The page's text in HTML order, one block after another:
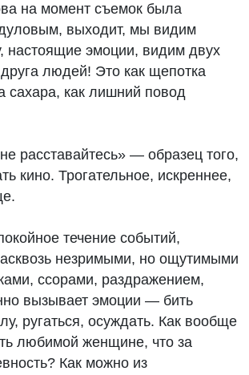
на момент съемок была
выходит, мы видим
настоящие эмоции, видим двух
людей! Это как щепотка
сахара, как лишний повод
расставайтесь» — образец того,
кино. Трогательное, искреннее,
течение событий,
незримыми, но ощутимыми
ссорами, раздражением,
вызывает эмоции — бить
ругаться, осуждать. Как вообще
любимой женщине, что за
Как можно из